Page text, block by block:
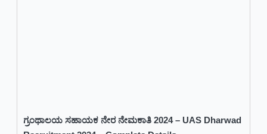
ಗ್ರಂಥಾಲಯ ಸಹಾಯಕ ನೇರ ನೇಮಕಾತಿ 2024 – UAS Dharwad